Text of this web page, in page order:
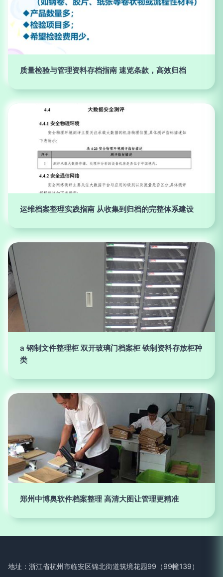
质量检验与管理资料存档指南 速览条款，高效归档
运维档案整理实践指南 从收集到归档的完整体系建设
a 钢制文件整理柜 双开玻璃门档案柜 铁制资料存放柜种
类
郑州中博奥软件档案整理 高清大图让管理更精准
地址：浙江省杭州市临安区锦北街道筑境花园99（99幢139）